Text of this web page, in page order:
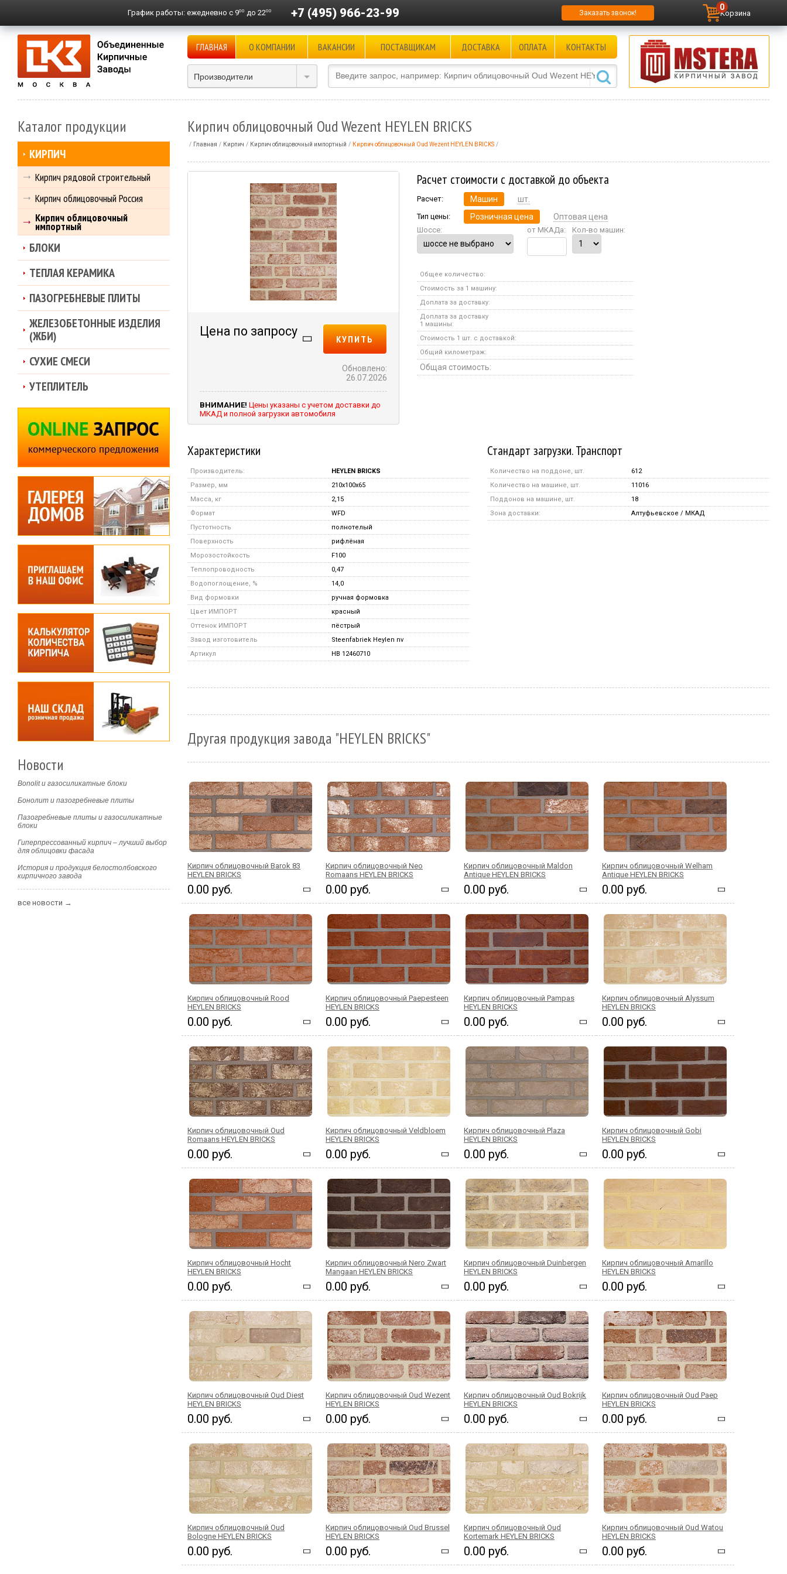
График работы: ежедневно с 900 до 2200 +7 (495) 966-23-99 Заказать звонок! Корзина
0
ГЛАВНАЯ О КОМПАНИИ ВАКАНСИИ ПОСТАВЩИКАМ ДОСТАВКА ОПЛАТА КОНТАКТЫ
Производители
Кирпич облицовочный Oud Wezent HEYLEN BRICKS
Главная Кирпич Кирпич облицовочный импортный Кирпич облицовочный Oud Wezent HEYLEN BRICKS
Цена по запросу
КУПИТЬ
Обновлено:
26.07.2026
ВНИМАНИЕ! Цены указаны с учетом доставки до
МКАД и полной загрузки автомобиля
Расчет стоимости с доставкой до объекта
Расчет: Машин шт.
Тип цены: Розничная цена Оптовая цена
Шоссе: от МКАДа: Кол-во машин:
Общее количество:
Стоимость за 1 машину:
Доплата за доставку:
Доплата за доставку
1 машины:
Стоимость 1 шт. с доставкой:
Общий километраж:
Общая стоимость:
Характеристики
Производитель:
HEYLEN BRICKS
Размер, мм
210x100x65
Масса, кг
2,15
Формат
WFD
Пустотность
полнотелый
Поверхность
рифлёная
Морозостойкость
F100
Теплопроводность
0,47
Водопоглощение, %
14,0
Вид формовки
ручная формовка
Цвет ИМПОРТ
красный
Оттенок ИМПОРТ
пёстрый
Завод изготовитель
Steenfabriek Heylen nv
Артикул
HB 12460710
Стандарт загрузки. Транспорт
Количество на поддоне, шт.
612
Количество на машине, шт.
11016
Поддонов на машине, шт.
18
Зона доставки:
Алтуфьевское / МКАД
Другая продукция завода "HEYLEN BRICKS"
Кирпич облицовочный Barok 83
HEYLEN BRICKS
0.00 руб.
Кирпич облицовочный Neo
Romaans HEYLEN BRICKS
0.00 руб.
Кирпич облицовочный Maldon
Antique HEYLEN BRICKS
0.00 руб.
Кирпич облицовочный Welham
Antique HEYLEN BRICKS
0.00 руб.
Кирпич облицовочный Rood
HEYLEN BRICKS
0.00 руб.
Кирпич облицовочный Paepesteen
HEYLEN BRICKS
0.00 руб.
Кирпич облицовочный Pampas
HEYLEN BRICKS
0.00 руб.
Кирпич облицовочный Alyssum
HEYLEN BRICKS
0.00 руб.
Кирпич облицовочный Oud
Romaans HEYLEN BRICKS
0.00 руб.
Кирпич облицовочный Veldbloem
HEYLEN BRICKS
0.00 руб.
Кирпич облицовочный Plaza
HEYLEN BRICKS
0.00 руб.
Кирпич облицовочный Gobi
HEYLEN BRICKS
0.00 руб.
Кирпич облицовочный Hocht
HEYLEN BRICKS
0.00 руб.
Кирпич облицовочный Nero Zwart
Mangaan HEYLEN BRICKS
0.00 руб.
Кирпич облицовочный Duinbergen
HEYLEN BRICKS
0.00 руб.
Кирпич облицовочный Amarillo
HEYLEN BRICKS
0.00 руб.
Кирпич облицовочный Oud Diest
HEYLEN BRICKS
0.00 руб.
Кирпич облицовочный Oud Wezent
HEYLEN BRICKS
0.00 руб.
Кирпич облицовочный Oud Bokrijk
HEYLEN BRICKS
0.00 руб.
Кирпич облицовочный Oud Paep
HEYLEN BRICKS
0.00 руб.
Кирпич облицовочный Oud
Bologne HEYLEN BRICKS
0.00 руб.
Кирпич облицовочный Oud Brussel
HEYLEN BRICKS
0.00 руб.
Кирпич облицовочный Oud
Kortemark HEYLEN BRICKS
0.00 руб.
Кирпич облицовочный Oud Watou
HEYLEN BRICKS
0.00 руб.
Каталог продукции
КИРПИЧ
Кирпич рядовой строительный
Кирпич облицовочный Россия
Кирпич облицовочный
импортный
БЛОКИ
ТЕПЛАЯ КЕРАМИКА
ПАЗОГРЕБНЕВЫЕ ПЛИТЫ
ЖЕЛЕЗОБЕТОННЫЕ ИЗДЕЛИЯ
(ЖБИ)
СУХИЕ СМЕСИ
УТЕПЛИТЕЛЬ
Новости
Bonolit и газосиликатные блоки
Бонолит и пазогребневые плиты
Пазогребневые плиты и газосиликатные
блоки
Гиперпрессованный кирпич – лучший выбор
для облицовки фасада
История и продукция белостолбовского
кирпичного завода
все новости →